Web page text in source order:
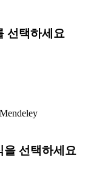
선택하세요
을 선택하세요